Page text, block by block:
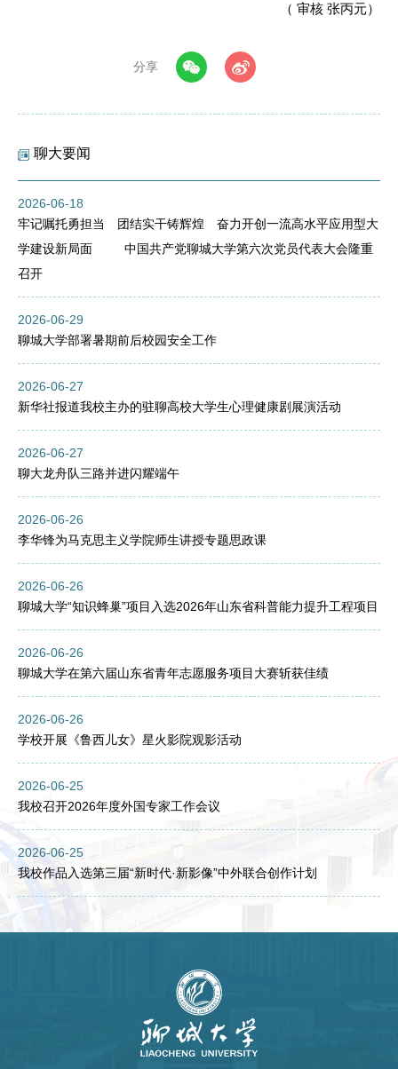
（ 审核 张丙元）
分享
聊大要闻
2026-06-18
牢记嘱托勇担当 团结实干铸辉煌 奋力开创一流高水平应用型大
学建设新局面 中国共产党聊城大学第六次党员代表大会隆重
召开
2026-06-29
聊城大学部署暑期前后校园安全工作
2026-06-27
新华社报道我校主办的驻聊高校大学生心理健康剧展演活动
2026-06-27
聊大龙舟队三路并进闪耀端午
2026-06-26
李华锋为马克思主义学院师生讲授专题思政课
2026-06-26
聊城大学“知识蜂巢”项目入选2026年山东省科普能力提升工程项目
2026-06-26
聊城大学在第六届山东省青年志愿服务项目大赛斩获佳绩
2026-06-26
学校开展《鲁西儿女》星火影院观影活动
2026-06-25
我校召开2026年度外国专家工作会议
2026-06-25
我校作品入选第三届“新时代·新影像”中外联合创作计划